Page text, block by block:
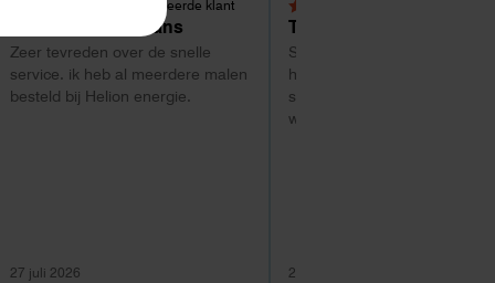
Geverifieerde klant
Patrick Timmermans
Zeer tevreden over de snelle
service. ik heb al meerdere malen
besteld bij Helion energie.
27 juli 2026
5,0 van 5 sterren
Tom
Super service tot zo ver.
hulp met uitzoeken van welk
systeem geschikt is. Vragen
worden snel beantwoord
26 juli 2026